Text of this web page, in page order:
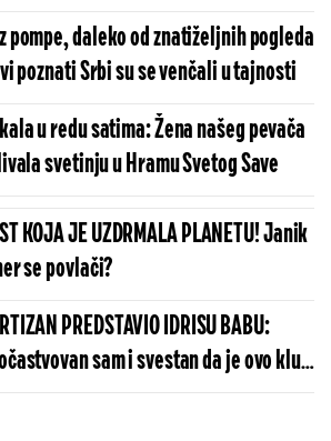
najavio promenu
pompe, daleko od znatiželjnih pogleda
poznati Srbi su se venčali u tajnosti
u redu satima: Žena našeg pevača
svetinju u Hramu Svetog Save
KOJA JE UZDRMALA PLANETU! Janik
se povlači?
PREDSTAVIO IDRISU BABU:
sam i svestan da je ovo klub
istorijom"